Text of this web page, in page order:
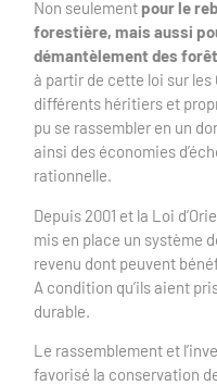
Non seulement pour le
forestière, mais aussi
démantèlement des
à partir de cette loi sur
différents héritiers et
pu se rassembler en un
ainsi des économies
rationnelle.
Depuis 2001 et la Loi
mis en place un système
revenu dont peuvent
A condition qu’ils aient
durable.
Le rassemblement et
favorisé la conservation